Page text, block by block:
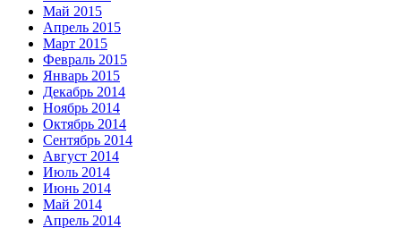
Май 2015
Апрель 2015
Март 2015
Февраль 2015
Январь 2015
Декабрь 2014
Ноябрь 2014
Октябрь 2014
Сентябрь 2014
Август 2014
Июль 2014
Июнь 2014
Май 2014
Апрель 2014